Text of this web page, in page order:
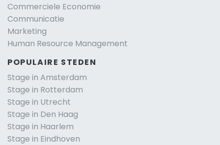
Commerciele Economie
Communicatie
Marketing
Human Resource Management
POPULAIRE STEDEN
Stage in Amsterdam
Stage in Rotterdam
Stage in Utrecht
Stage in Den Haag
Stage in Haarlem
Stage in Eindhoven